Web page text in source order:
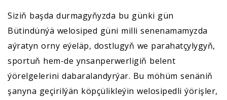
Siziň başda durmagyňyzda bu günki gün
Bütindünýä welosiped güni milli senenamamyzda
aýratyn orny eýeläp, dostlugyň we parahatçylygyň,
sportuň hem-de ynsanperwerligiň belent
ýörelgelerini dabaralandyrýar. Bu möhüm senäniň
şanyna geçirilýän köpçülikleýin welosipedli ýörişler,